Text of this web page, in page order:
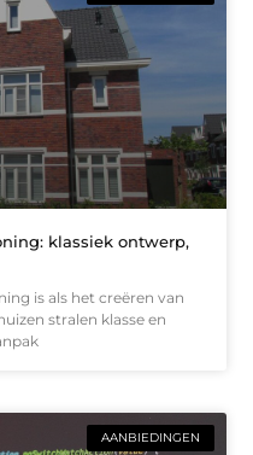
klassiek ontwerp,
is als het creëren van
stralen klasse en
AANBIEDINGEN